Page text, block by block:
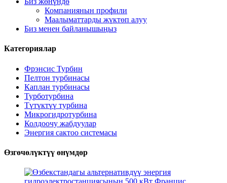
Компаниянын профили
Маалыматтарды жүктөп алуу
Биз менен байланышыңыз
Категориялар
Фрэнсис Турбин
Пелтон турбинасы
Каплан турбинасы
Турботурбина
Түтүктүү турбина
Микрогидротурбина
Колдоочу жабдуулар
Энергия сактоо системасы
Өзгөчөлүктүү өнүмдөр